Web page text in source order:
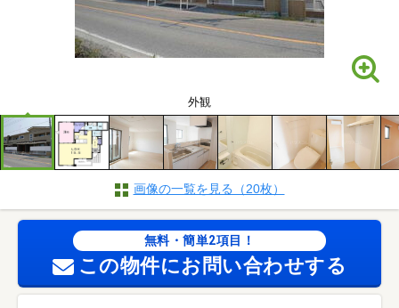
外観
画像の一覧を見る（20枚）
無料・簡単2項目！
この物件にお問い合わせする